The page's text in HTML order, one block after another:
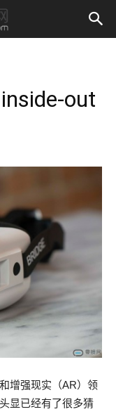
out
增强现实（AR）领
显已经有了很多猜